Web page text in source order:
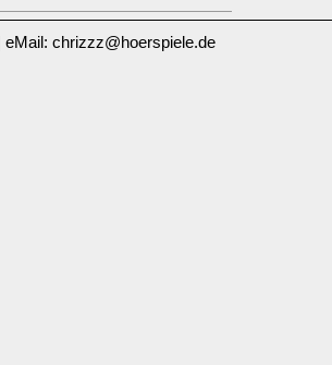
| eMail: chrizzz@hoerspiele.de